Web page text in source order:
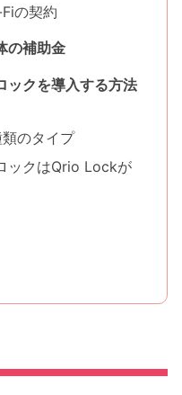
の契約
の補助金
ックを導入する方法
のタイプ
ックはQrio Lockが